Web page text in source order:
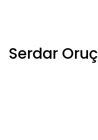
Serdar Oruç